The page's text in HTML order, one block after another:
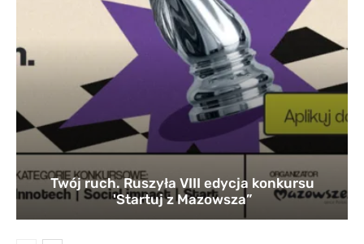
Twój ruch. Ruszyła VIII edycja konkursu
'Startuj z Mazowsza”